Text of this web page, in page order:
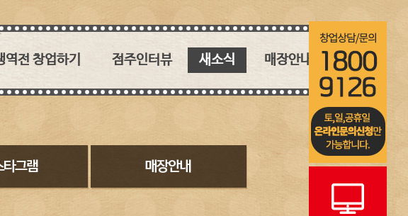
역전 창업하기
대구치맥페스티벌
축산식품부 장관상
점주인터뷰 새소식 매장안내